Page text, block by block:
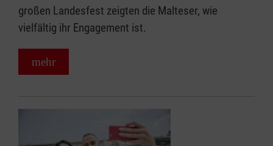
großen Landesfest zeigten die Malteser, wie
vielfältig ihr Engagement ist.
mehr